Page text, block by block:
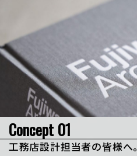
Concept 01
工務店設計担当者の皆様へ。